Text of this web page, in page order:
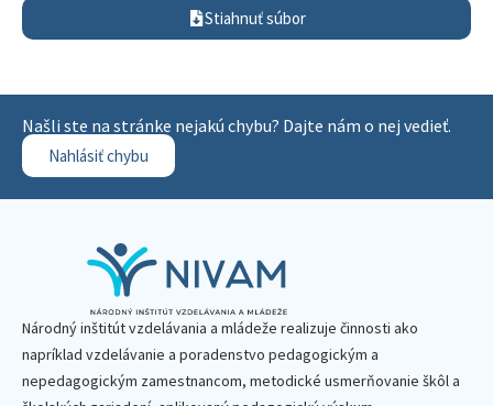
Stiahnuť súbor
Našli ste na stránke nejakú chybu? Dajte nám o nej vedieť.
Nahlásiť chybu
Národný inštitút vzdelávania a mládeže realizuje činnosti ako
napríklad vzdelávanie a poradenstvo pedagogickým a
nepedagogickým zamestnancom, metodické usmerňovanie škôl a